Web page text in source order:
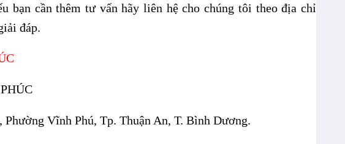
bạn cần thêm tư vấn hãy liên hệ cho chúng tôi theo địa chỉ
đáp.
Vĩnh Phú, Tp. Thuận An, T. Bình Dương.